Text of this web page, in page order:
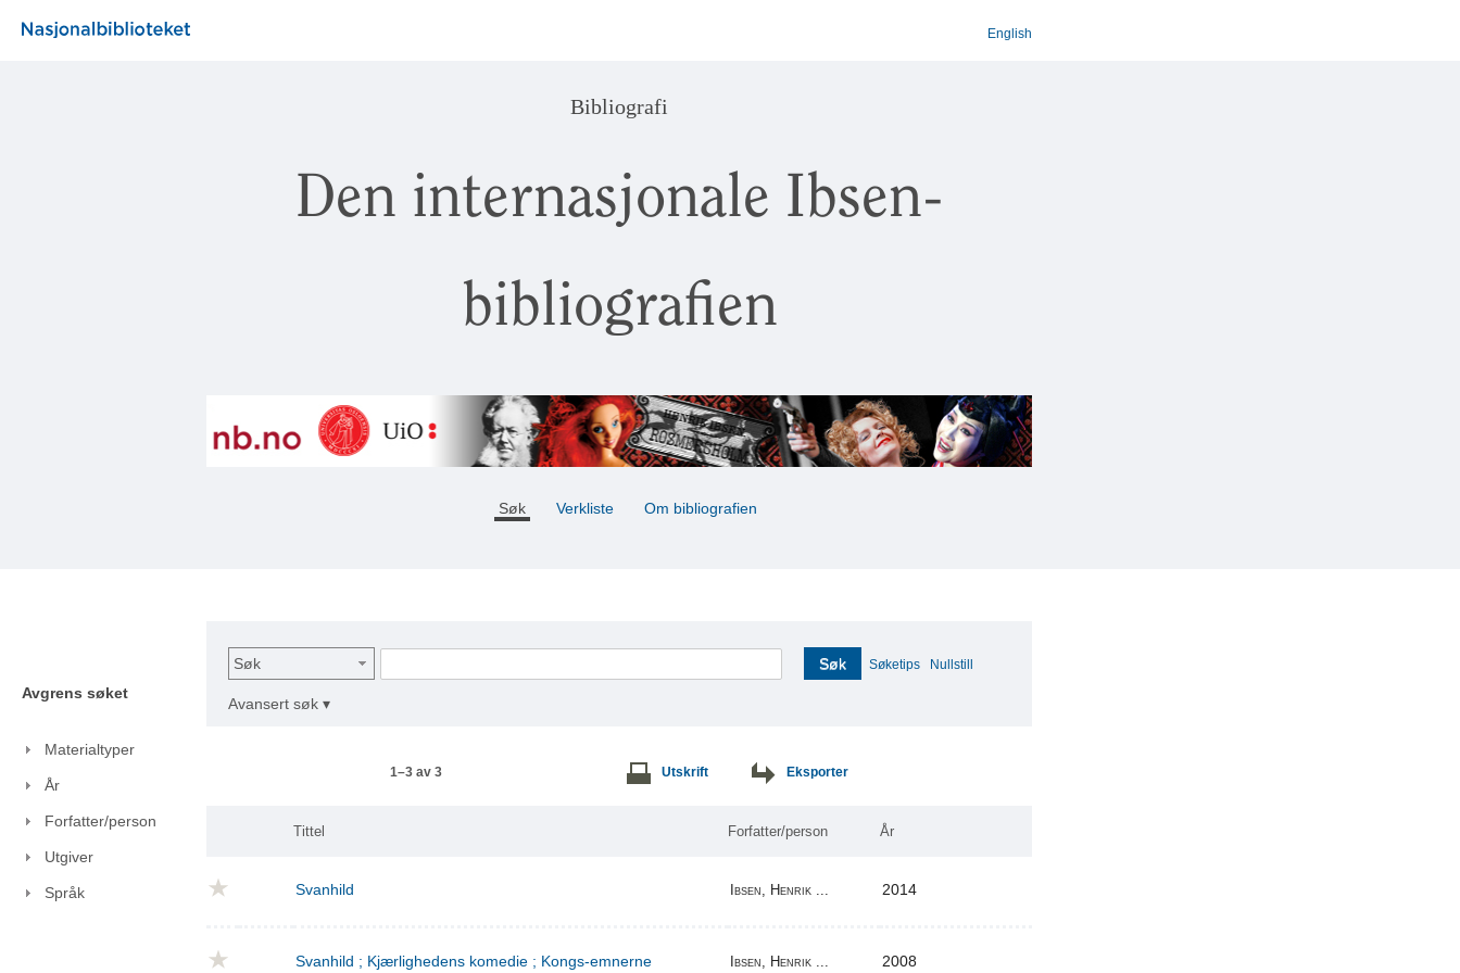
English
Bibliografi
Den internasjonale Ibsen-
bibliografien
Søk Verkliste Om bibliografien
Avgrens søket
Materialtyper
År
Forfatter/person
Utgiver
Språk
Søk Søk Søketips Nullstill
Avansert søk ▾
1–3 av 3 Utskrift Eksporter
Tittel Forfatter/person År
Svanhild Ibsen, Henrik ... 2014
Svanhild ; Kjærlighedens komedie ; Kongs-emnerne Ibsen, Henrik ... 2008